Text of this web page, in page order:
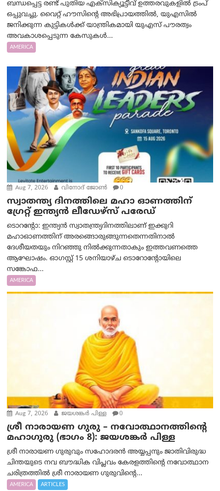
ബന്ധപ്പെട്ട രണ്ട് പുതിയ എക്സിക്യൂട്ടീവ് ഉത്തരവുകളിൽ ട്രംപ്
ഒപ്പുവച്ചു. വൈറ്റ് ഹൗസിന്റെ അഭിപ്രായത്തിൽ, യുഎസിൽ
ജനിക്കുന്ന കുട്ടികൾക്ക് യാന്ത്രികമായി യുഎസ് പൗരത്വം
അവകാശപ്പെടുന്ന കേസുകൾ...
AMERICA
Aug 7, 2026 വിനോദ് ജോൺ 0
സ്വാതന്ത്യ ദിനത്തിലെ മഹാ ഓണത്തിന്
ഗ്രേറ്റ് ഇന്ത്യൻ ലീഡേഴ്സ് പരേഡ്
ടൊറന്റോ: ഇന്ത്യൻ സ്വാതന്ത്ര്യദിനത്തിലാണ് ഇക്കുറി
മഹാഓണത്തിന് അരങ്ങൊരുങ്ങുന്നതെന്നതിനാൽ
ദേശീയതയും നിറഞ്ഞു നിൽക്കുന്നതാകും ഇത്തവണത്തെ
ആഘോഷം. ഓഗസ്റ്റ് 15 ശനിയാഴ്ച ടൊറോന്റോയിലെ
സങ്കോഫ...
AMERICA
Aug 7, 2026 ജയശങ്കര്‍ പിള്ള 0
ശ്രീ നാരായണ ഗുരു – നവോത്ഥാനത്തിന്റെ
മഹാഗുരു (ഭാഗം 8): ജയശങ്കര്‍ പിള്ള
ശ്രീ നാരായണ ഗുരുവും സഹോദരൻ അയ്യപ്പനും ജാതിവിരുദ്ധ
ചിന്തയുടെ നവ ബൗദ്ധിക വിപ്ലവം കേരളത്തിന്റെ നവോത്ഥാന
ചരിത്രത്തിൽ ശ്രീ നാരായണ ഗുരുവിന്റെ...
AMERICA ARTICLES